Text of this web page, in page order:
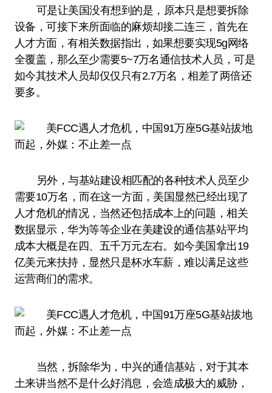
可是让美国没有想到的是，原本只是想要拆除
设备，可接下来所面临的麻烦却接二连三，首先在
人才方面，有相关数据指出，如果想要实现5g网络
全覆盖，那么至少需要5~7万名通信技术人员，可是
如今其技术人员却仅仅只有2.7万名，相差了两倍还
要多。
另外，与基站建设相匹配的各种技术人员至少
需要10万名，而在这一方面，美国显然已经出现了
人才危机的情况，当然还包括成本上的问题，相关
数据显示，华为等等企业在美建设的通信基站平均
成本大概是在四、五千万元左右。如今美国拿出19
亿美元来扶持，显然只是杯水车薪，难以满足这些
运营商们的需求。
当然，拆除华为，中兴的通信基站，对于其本
土来讲当然不是什么好消息，会造成极大的威胁，